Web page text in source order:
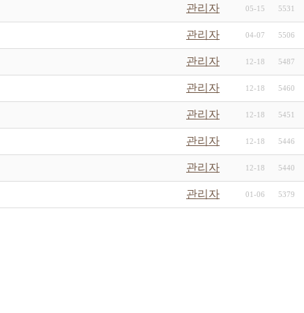
관리자 05-15 5531
관리자 04-07 5506
관리자 12-18 5487
관리자 12-18 5460
관리자 12-18 5451
관리자 12-18 5446
관리자 12-18 5440
관리자 01-06 5379